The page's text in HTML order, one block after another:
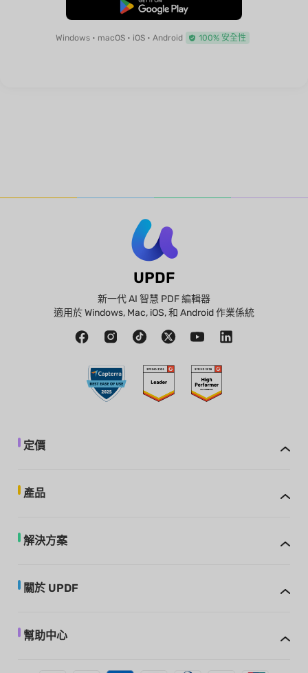
免費下載
Windows • macOS • iOS • Android 100% 安全性
UPDF
新一代 AI 智慧 PDF 編輯器
適用於 Windows, Mac, iOS, 和 Android 作業係統
定價
產品
解決方案
關於 UPDF
幫助中心